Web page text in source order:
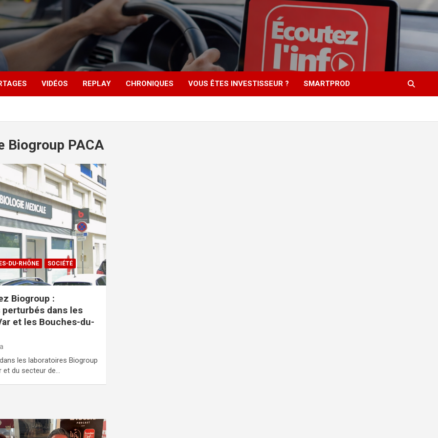
VIDÉOS REPLAY CHRONIQUES VOUS ÊTES INVESTISSEUR ? SMARTPROD
Biogroup PACA
DU-RHÔNE
SOCIÉTÉ
Biogroup :
dans les
et les Bouches-du-
les laboratoires Biogroup
et du secteur de…